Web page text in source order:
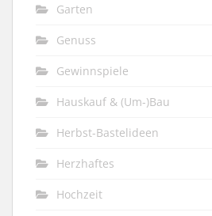
Garten
Genuss
Gewinnspiele
Hauskauf & (Um-)Bau
Herbst-Bastelideen
Herzhaftes
Hochzeit